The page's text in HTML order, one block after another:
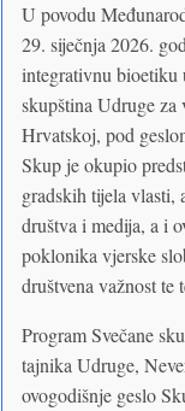
U povodu
29. siječnja 2026.
integrativnu bioetiku
skupština Udruge
Hrvatskoj, pod
Skup je okupio
gradskih tijela vlasti,
društva i medija, a i
poklonika vjerske
društvena važnost te
Program Svečane
tajnika Udruge,
ovogodišnje geslo